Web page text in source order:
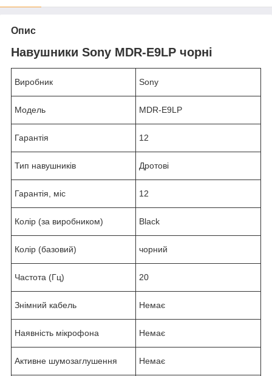
Опис
Навушники Sony MDR-E9LP чорні
Виробник Sony
Модель MDR-E9LP
Гарантія 12
Тип навушників Дротові
Гарантія, міс 12
Колір (за виробником) Black
Колір (базовий) чорний
Частота (Гц) 20
Знімний кабель Немає
Наявність мікрофона Немає
Активне шумозаглушення Немає